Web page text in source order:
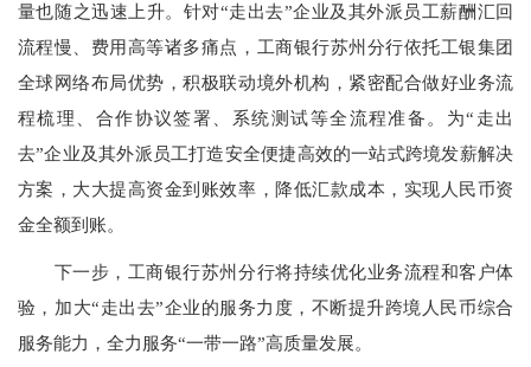
量也随之迅速上升。针对“走出去”企业及其外派员工薪酬汇回
流程慢、费用高等诸多痛点，工商银行苏州分行依托工银集团
全球网络布局优势，积极联动境外机构，紧密配合做好业务流
程梳理、合作协议签署、系统测试等全流程准备。为“走出
去”企业及其外派员工打造安全便捷高效的一站式跨境发薪解决
方案，大大提高资金到账效率，降低汇款成本，实现人民币资
金全额到账。
下一步，工商银行苏州分行将持续优化业务流程和客户体
验，加大“走出去”企业的服务力度，不断提升跨境人民币综合
服务能力，全力服务“一带一路”高质量发展。